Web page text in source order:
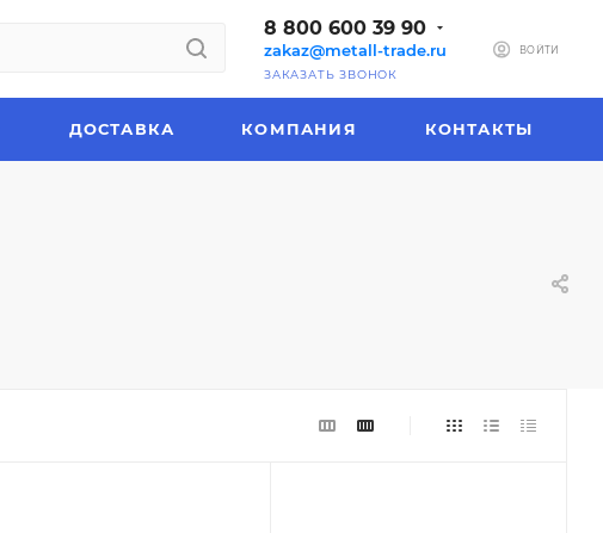
8 800 600 39 90
zakaz@metall-trade.ru
ЗАКАЗАТЬ ЗВОНОК
ВОЙТИ
ДОСТАВКА КОМПАНИЯ КОНТАКТЫ